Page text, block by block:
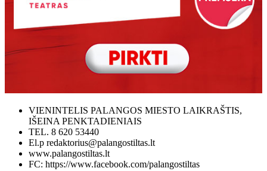
VIENINTELIS PALANGOS MIESTO LAIKRAŠTIS,
IŠEINA PENKTADIENIAIS
TEL. 8 620 53440
El.p redaktorius@palangostiltas.lt
www.palangostiltas.lt
FC: https://www.facebook.com/palangostiltas